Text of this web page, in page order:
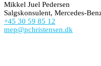
Mikkel Juel Pedersen
Salgskonsulent, Mercedes-
+45 30 59 85 12
mep@pchristensen.dk